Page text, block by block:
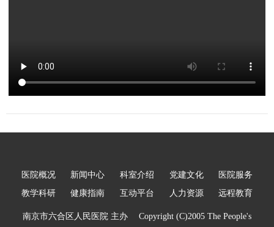
医院概况 新闻中心 科室介绍 党建文化
医院服务
教学科研
健康指南 互动平台 人力资源 远程教育
南京市六合区人民医院 主办 Copyright (C)2005 The People's